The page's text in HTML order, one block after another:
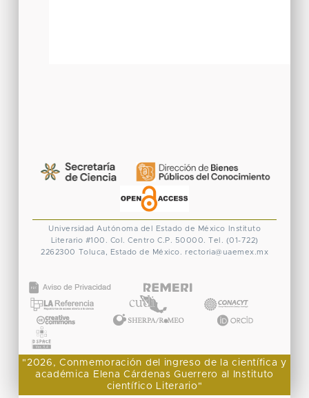
Universidad Autónoma del Estado de México
Instituto
Literario #100. Col. Centro C.P. 50000. Tel. (01-722)
2262300 Toluca, Estado de México. rectoria@uaemex.mx
"2026, Conmemoración del ingreso de la científica y
académica Elena Cárdenas Guerrero al Instituto
científico Literario"